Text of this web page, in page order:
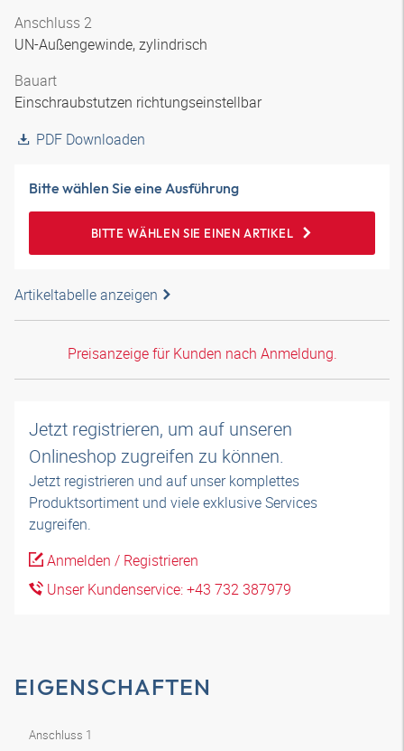
Anschluss 2
UN-Außengewinde, zylindrisch
Bauart
Einschraubstutzen richtungseinstellbar
PDF Downloaden
Bitte wählen Sie eine Ausführung
BITTE WÄHLEN SIE EINEN ARTIKEL
Artikeltabelle anzeigen
Preisanzeige für Kunden nach Anmeldung.
Jetzt registrieren, um auf unseren
Onlineshop zugreifen zu können.
Jetzt registrieren und auf unser komplettes
Produktsortiment und viele exklusive Services
zugreifen.
Anmelden / Registrieren
Unser Kundenservice: +43 732 387979
EIGENSCHAFTEN
Anschluss 1